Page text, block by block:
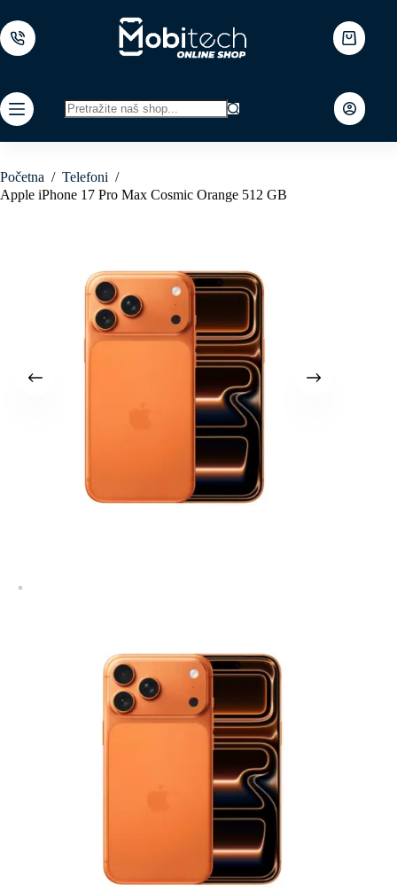
to
content
Shopping
cart
results
Početna / Telefoni /
Apple iPhone 17 Pro Max Cosmic Orange 512 GB